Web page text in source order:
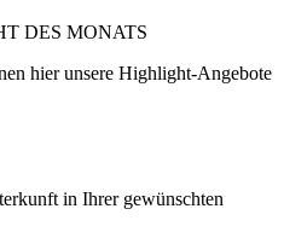
DES MONATS
hier unsere Highlight-Angebote
in Ihrer gewünschten